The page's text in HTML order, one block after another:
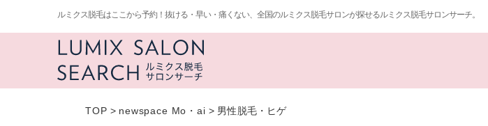
ルミクス脱毛はここから予約！抜ける・早い・痛くない、全国のルミクス脱毛サロンが探せるルミクス脱毛サロンサーチ。
TOP > newspace Mo・ai > 男性脱毛・ヒゲ